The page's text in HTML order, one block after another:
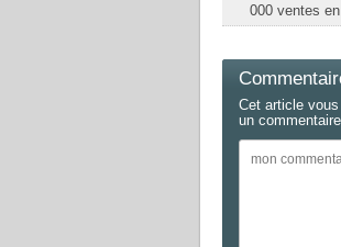
000 ventes
Cet article
un